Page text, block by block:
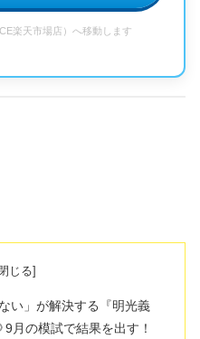
楽天市場店）へ移動します
い」が解決する『明光義
月の模試で結果を出す！